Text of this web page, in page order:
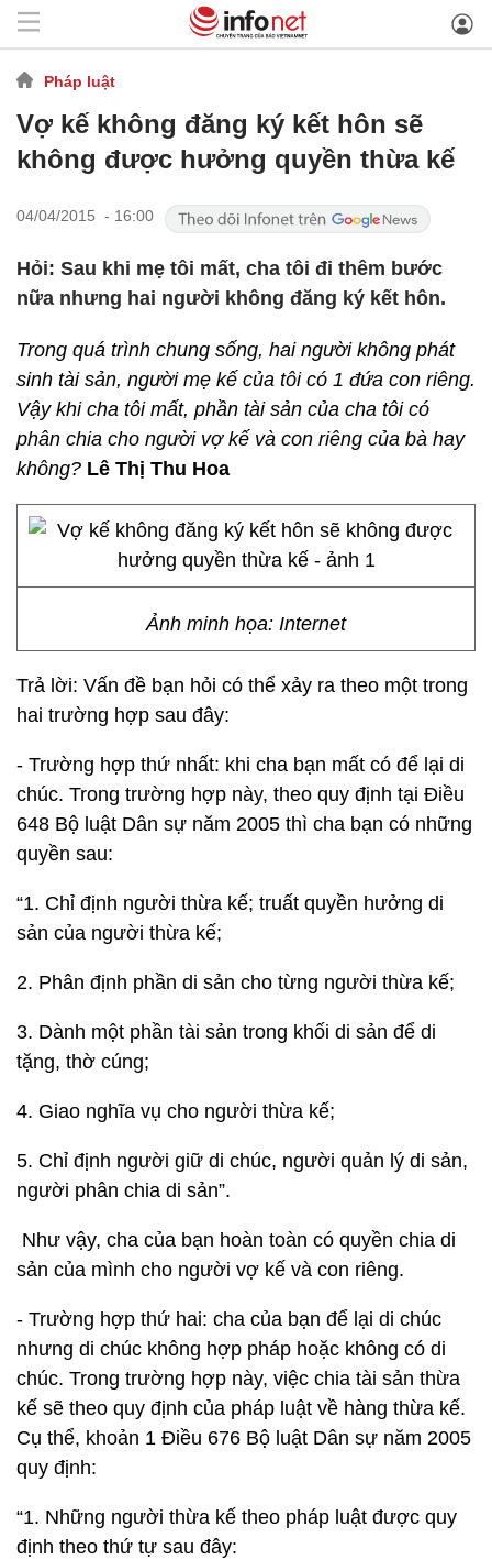
Pháp luật
Vợ kế không đăng ký kết hôn sẽ
không được hưởng quyền thừa kế
04/04/2015 - 16:00
Hỏi: Sau khi mẹ tôi mất, cha tôi đi thêm bước
nữa nhưng hai người không đăng ký kết hôn.
Trong quá trình chung sống, hai người không phát
sinh tài sản, người mẹ kế của tôi có 1 đứa con riêng.
Vậy khi cha tôi mất, phần tài sản của cha tôi có
phân chia cho người vợ kế và con riêng của bà hay
không? Lê Thị Thu Hoa
Ảnh minh họa: Internet
Trả lời: Vấn đề bạn hỏi có thể xảy ra theo một trong
hai trường hợp sau đây:
- Trường hợp thứ nhất: khi cha bạn mất có để lại di
chúc. Trong trường hợp này, theo quy định tại Điều
648 Bộ luật Dân sự năm 2005 thì cha bạn có những
quyền sau:
“1. Chỉ định người thừa kế; truất quyền hưởng di
sản của người thừa kế;
2. Phân định phần di sản cho từng người thừa kế;
3. Dành một phần tài sản trong khối di sản để di
tặng, thờ cúng;
4. Giao nghĩa vụ cho người thừa kế;
5. Chỉ định người giữ di chúc, người quản lý di sản,
người phân chia di sản”.
Như vậy, cha của bạn hoàn toàn có quyền chia di
sản của mình cho người vợ kế và con riêng.
- Trường hợp thứ hai: cha của bạn để lại di chúc
nhưng di chúc không hợp pháp hoặc không có di
chúc. Trong trường hợp này, việc chia tài sản thừa
kế sẽ theo quy định của pháp luật về hàng thừa kế.
Cụ thể, khoản 1 Điều 676 Bộ luật Dân sự năm 2005
quy định:
“1. Những người thừa kế theo pháp luật được quy
định theo thứ tự sau đây: